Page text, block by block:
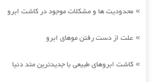
» محدودیت ها و مشکلات موجود در کاشت ابرو
» علت از دست رفتن موهای ابرو
» کاشت ابروهای طبیعی با جدیدترین متد دنیا